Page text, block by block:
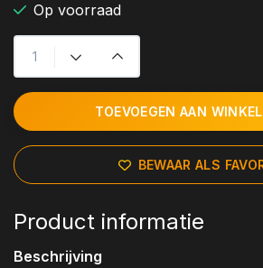
Op voorraad
TOEVOEGEN AAN
BEWAAR ALS
Product informatie
Beschrijving